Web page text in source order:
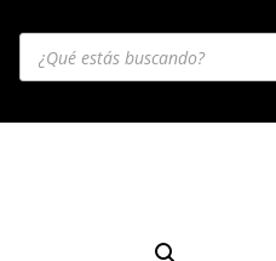
Búsqueda
productos